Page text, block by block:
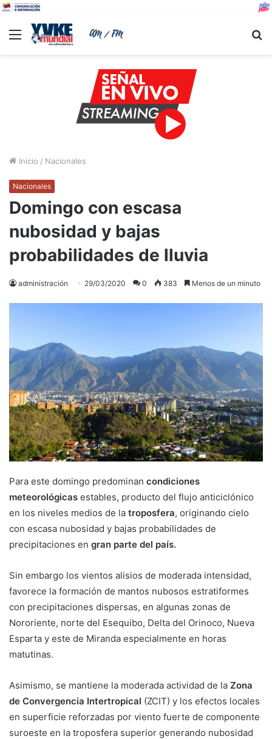
Menu
Inicio / Nacionales
Nacionales
Domingo con escasa
nubosidad y bajas
probabilidades de lluvia
administración 29/03/2020 0 383 Menos de un minuto
Para este domingo predominan condiciones
meteorológicas estables, producto del flujo anticiclónico
en los niveles medios de la troposfera, originando cielo
con escasa nubosidad y bajas probabilidades de
precipitaciones en gran parte del país.
Sin embargo los vientos alisios de moderada intensidad,
favorece la formación de mantos nubosos estratiformes
con precipitaciones dispersas, en algunas zonas de
Nororiente, norte del Esequibo, Delta del Orinoco, Nueva
Esparta y este de Miranda especialmente en horas
matutinas.
Asimismo, se mantiene la moderada actividad de la Zona
de Convergencia Intertropical (ZCIT) y los efectos locales
en superficie reforzadas por viento fuerte de componente
suroeste en la troposfera superior generando nubosidad